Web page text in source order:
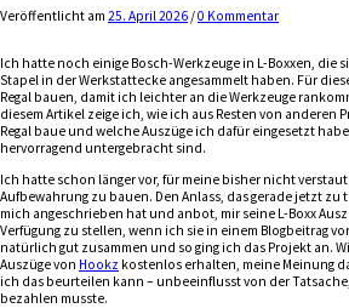
Veröffentlicht am 25. April 2026 /0 Kommentar
Ich hatte noch einige Bosch-Werkzeuge in L-Boxxen, die
Stapel in der Werkstattecke angesammelt haben. Für
Regal bauen, damit ich leichter an die Werkzeuge
diesem Artikel zeige ich, wie ich aus Resten von anderen
Regal baue und welche Auszüge ich dafür eingesetzt
hervorragend untergebracht sind.
Ich hatte schon länger vor, für meine bisher nicht
Aufbewahrung zu bauen. Den Anlass, das gerade jetzt zu
mich angeschrieben hat und anbot, mir seine L-Boxx
Verfügung zu stellen, wenn ich sie in einem Blogbeitrag
natürlich gut zusammen und so ging ich das Projekt an.
Auszüge von Hookz kostenlos erhalten, meine Meinung
ich das beurteilen kann – unbeeinflusst von der
bezahlen musste.